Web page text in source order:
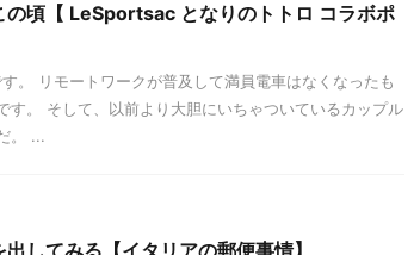
の頃【 LeSportsac となりのトトロ コラボポ
。 リモートワークが普及して満員電車はなくなったも
す。 そして、以前より大胆にいちゃついているカップル
。 ...
してみる【イタリアの郵便事情】